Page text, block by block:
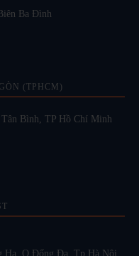
Ba Đình
(TPHCM)
Bình, TP Hồ Chí Minh
Hạ, Q.Đống Đa, Tp.Hà Nội.